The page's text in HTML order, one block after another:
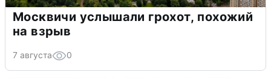
Москвичи услышали грохот, похожий
на взрыв
7 августа 0